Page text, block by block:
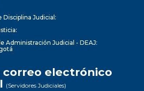
Disciplina Judicial:
Administración Judicial - DEAJ:
correo electrónico
(Servidores Judiciales)